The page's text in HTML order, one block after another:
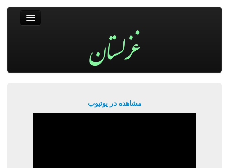
مشاهده در یوتیوب